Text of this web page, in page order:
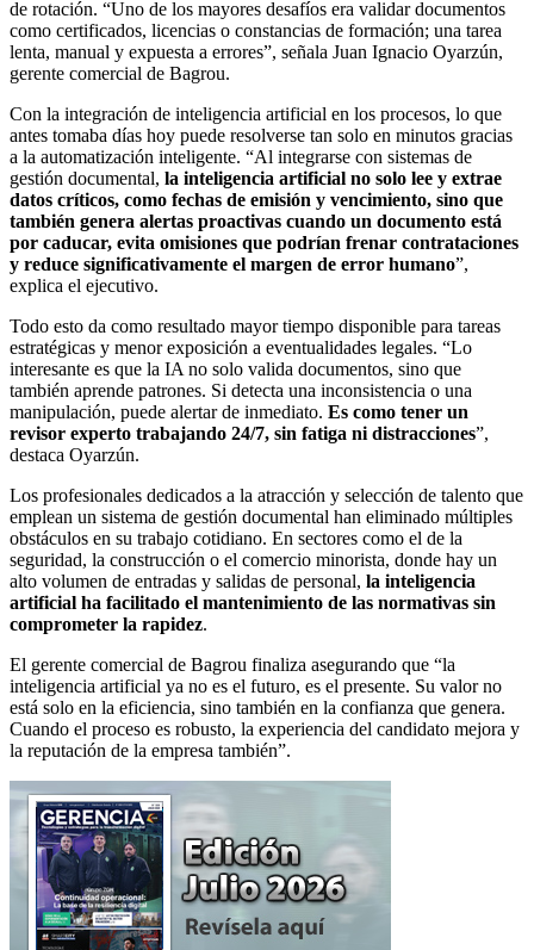
de rotación. “Uno de los mayores desafíos era validar documentos
como certificados, licencias o constancias de formación; una tarea
lenta, manual y expuesta a errores”, señala Juan Ignacio Oyarzún,
gerente comercial de Bagrou.
Con la integración de inteligencia artificial en los procesos, lo que
antes tomaba días hoy puede resolverse tan solo en minutos gracias
a la automatización inteligente. “Al integrarse con sistemas de
gestión documental, la inteligencia artificial no solo lee y extrae
datos críticos, como fechas de emisión y vencimiento, sino que
también genera alertas proactivas cuando un documento está
por caducar, evita omisiones que podrían frenar contrataciones
y reduce significativamente el margen de error humano”,
explica el ejecutivo.
Todo esto da como resultado mayor tiempo disponible para tareas
estratégicas y menor exposición a eventualidades legales. “Lo
interesante es que la IA no solo valida documentos, sino que
también aprende patrones. Si detecta una inconsistencia o una
manipulación, puede alertar de inmediato. Es como tener un
revisor experto trabajando 24/7, sin fatiga ni distracciones”,
destaca Oyarzún.
Los profesionales dedicados a la atracción y selección de talento que
emplean un sistema de gestión documental han eliminado múltiples
obstáculos en su trabajo cotidiano. En sectores como el de la
seguridad, la construcción o el comercio minorista, donde hay un
alto volumen de entradas y salidas de personal, la inteligencia
artificial ha facilitado el mantenimiento de las normativas sin
comprometer la rapidez.
El gerente comercial de Bagrou finaliza asegurando que “la
inteligencia artificial ya no es el futuro, es el presente. Su valor no
está solo en la eficiencia, sino también en la confianza que genera.
Cuando el proceso es robusto, la experiencia del candidato mejora y
la reputación de la empresa también”.